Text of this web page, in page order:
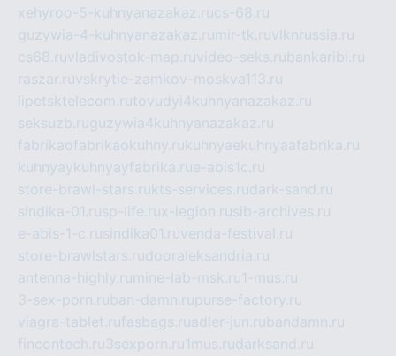
xehyroo-5-kuhnyanazakaz.rucs-68.ru
guzywia-4-kuhnyanazakaz.ru mir-tk.ruvlknrussia.ru
cs68.ruvladivostok-map.ruvideo-seks.rubankaribi.ru
raszar.ruvskrytie-zamkov-moskva113.ru
lipetsktelecom.rutovudyi4kuhnyanazakaz.ru
seksuzb.ruguzywia4kuhnyanazakaz.ru
fabrikaofabrikaokuhny.rukuhnyaekuhnyaafabrika.ru
kuhnyaykuhnyayfabrika.rue-abis1c.ru
store-brawl-stars.rukts-services.rudark-sand.ru
sindika-01.rusp-life.rux-legion.rusib-archives.ru
e-abis-1-c.rusindika01.ruvenda-festival.ru
store-brawlstars.rudooraleksandria.ru
antenna-highly.ru mine-lab-msk.ru1-mus.ru
3-sex-porn.ruban-damn.rupurse-factory.ru
viagra-tablet.rufasbags.ruadler-jun.rubandamn.ru
fincontech.ru3sexporn.ru1mus.rudarksand.ru